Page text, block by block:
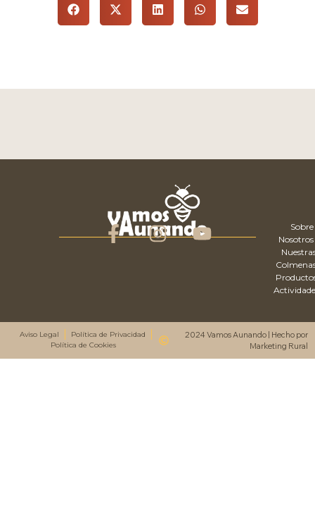
Sobre
Nosotros
Aviso Legal
Política de Privacidad
Política de Cookies
2024 Vamos Aunando | Hecho por
Marketing Rural